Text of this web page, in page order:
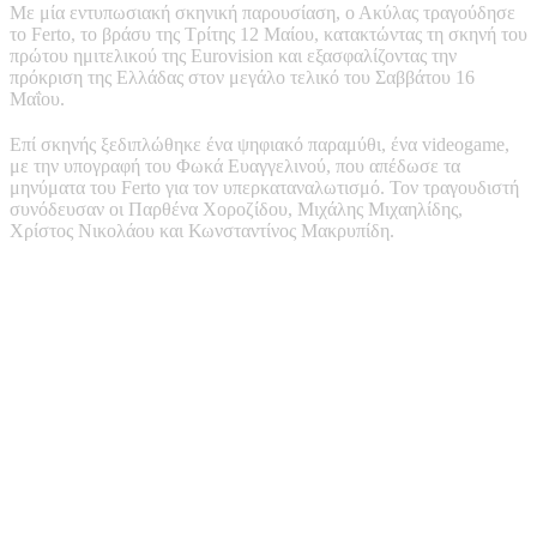
Με μία εντυπωσιακή σκηνική παρουσίαση, ο Ακύλας τραγούδησε
το Ferto, το βράσυ της Τρίτης 12 Μαίου, κατακτώντας τη σκηνή του
πρώτου ημιτελικού της Eurovision και εξασφαλίζοντας την
πρόκριση της Ελλάδας στον μεγάλο τελικό του Σαββάτου 16
Μαΐου.
Επί σκηνής ξεδιπλώθηκε ένα ψηφιακό παραμύθι, ένα videogame,
με την υπογραφή του Φωκά Ευαγγελινού, που απέδωσε τα
μηνύματα του Ferto για τον υπερκαταναλωτισμό. Τον τραγουδιστή
συνόδευσαν οι Παρθένα Χοροζίδου, Μιχάλης Μιχαηλίδης,
Χρίστος Νικολάου και Κωνσταντίνος Μακρυπίδη.